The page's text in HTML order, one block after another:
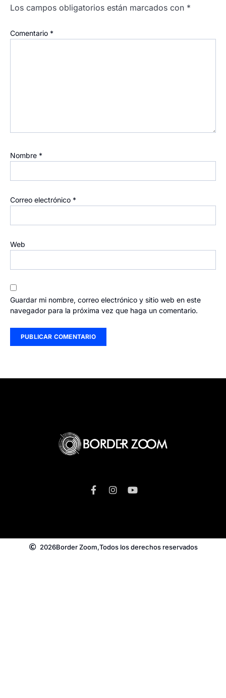
Los campos obligatorios están marcados con *
Comentario *
Nombre *
Correo electrónico *
Web
Guardar mi nombre, correo electrónico y sitio web en este
navegador para la próxima vez que haga un comentario.
2026Border Zoom,Todos los derechos reservados